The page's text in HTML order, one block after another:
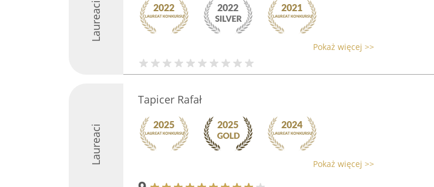
Laureaci
Pokaż więcej >>
Laureaci
Tapicer Rafał
Pokaż więcej >>